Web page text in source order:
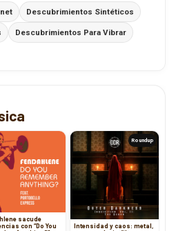
Descubrimientos Sintéticos
Descubrimientos Para Vibrar
sacude
con “Do You
Roundup
Intensidad y caos: metal,